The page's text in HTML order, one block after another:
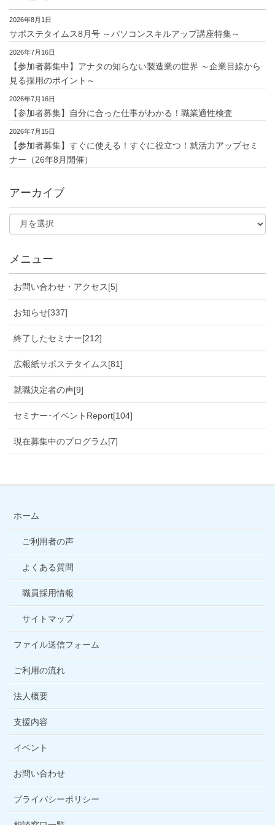
2026年8月1日
サポステタイムス8月号 ～パソコンスキルアップ講座特集～
2026年7月16日
【参加者募集中】アナタの知らない製造業の世界 ～企業目線から
見る採用のポイント～
2026年7月16日
【参加者募集】自分に合った仕事がわかる！職業適性検査
2026年7月15日
【参加者募集】すぐに使える！すぐに役立つ！就活力アップセミ
ナー（26年8月開催）
アーカイブ
メニュー
お問い合わせ・アクセス[5]
お知らせ[337]
終了したセミナー[212]
広報紙サポステタイムス[81]
就職決定者の声[9]
セミナー･イベントReport[104]
現在募集中のプログラム[7]
ホーム
ご利用者の声
よくある質問
職員採用情報
サイトマップ
ファイル送信フォーム
ご利用の流れ
法人概要
支援内容
イベント
お問い合わせ
プライバシーポリシー